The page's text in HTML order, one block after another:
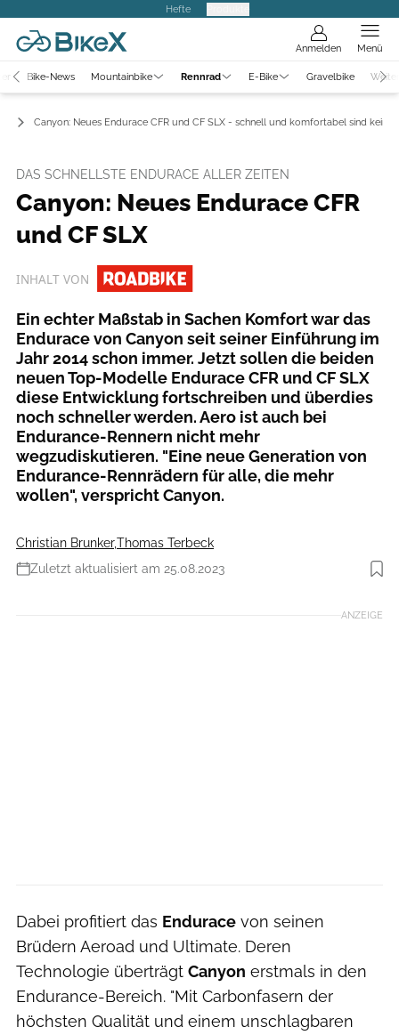
Hefte
Anmelden Menü
Bike-News Mountainbike Rennrad E-Bike Gravelbike
Canyon: Neues Endurace CFR und CF SLX - schnell und komfortabel sind kein
DAS SCHNELLSTE ENDURACE ALLER ZEITEN
Canyon: Neues Endurace CFR
und CF SLX
INHALT VON
Ein echter Maßstab in Sachen Komfort war das
Endurace von Canyon seit seiner Einführung im
Jahr 2014 schon immer. Jetzt sollen die beiden
neuen Top-Modelle Endurace CFR und CF SLX
diese Entwicklung fortschreiben und überdies
noch schneller werden. Aero ist auch bei
Endurance-Rennern nicht mehr
wegzudiskutieren. "Eine neue Generation von
Endurance-Rennrädern für alle, die mehr
wollen", verspricht Canyon.
Christian Brunker,Thomas Terbeck
Zuletzt aktualisiert am 25.08.2023
Foto: Canyon
ANZEIGE
Dabei profitiert das Endurace von seinen
Brüdern Aeroad und Ultimate. Deren
Technologie überträgt Canyon erstmals in den
Endurance-Bereich. "Mit Carbonfasern der
höchsten Qualität und einem unschlagbaren